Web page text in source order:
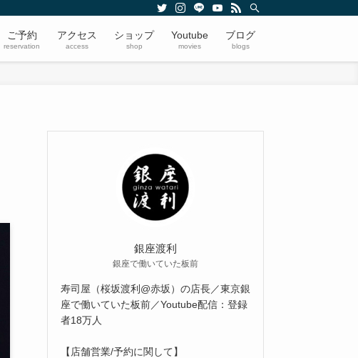
ご予約
reservation
アクセス
access
ショップ
shop
Youtube
movies
ブログ
blogs
銀座渡利
銀座で働いていた板前
寿司屋（桜坂渡利@赤坂）の店長／東京銀
座で働いていた板前／Youtube配信：登録
者18万人
【店舗営業/予約に関して】